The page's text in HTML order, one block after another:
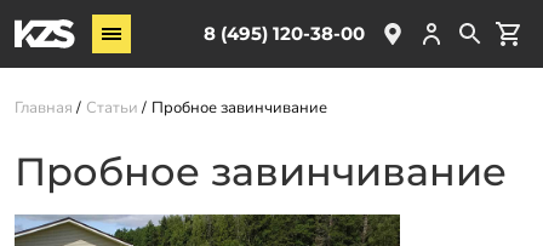
8 (495) 120-38-00
Винтовые сваи
ЖБ сваи
Обвязка свай
Комплектующие
Услуги
Главная Статьи Пробное завинчивание
Пробное завинчивание